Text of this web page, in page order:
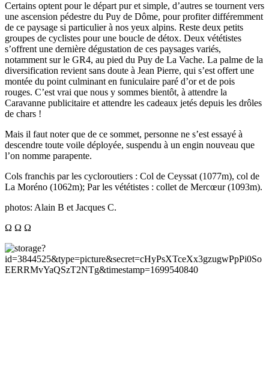
Certains optent pour le départ pur et simple, d’autres se tournent vers
une ascension pédestre du Puy de Dôme, pour profiter différemment
de ce paysage si particulier à nos yeux alpins. Reste deux petits
groupes de cyclistes pour une boucle de détox. Deux vététistes
s’offrent une dernière dégustation de ces paysages variés,
notamment sur le GR4, au pied du Puy de La Vache. La palme de la
diversification revient sans doute à Jean Pierre, qui s’est offert une
montée du point culminant en funiculaire paré d’or et de pois
rouges. C’est vrai que nous y sommes bientôt, à attendre la
Caravanne publicitaire et attendre les cadeaux jetés depuis les drôles
de chars !
Mais il faut noter que de ce sommet, personne ne s’est essayé à
descendre toute voile déployée, suspendu à un engin nouveau que
l’on nomme parapente.
Cols franchis par les cycloroutiers : Col de Ceyssat (1077m), col de
La Moréno (1062m); Par les vététistes : collet de Mercœur (1093m).
photos: Alain B et Jacques C.
Ω Ω Ω